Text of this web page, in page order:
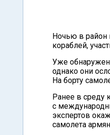
Ночью в район
кораблей,
Уже
однако они
На борту
Ранее в среду
с
экспертов
самолета